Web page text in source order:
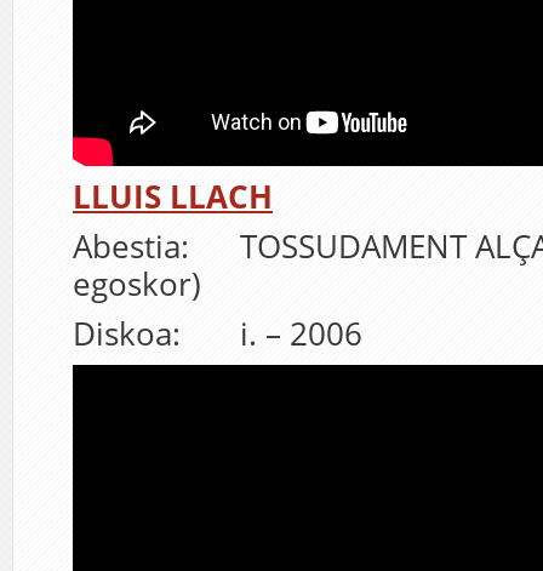
LLUIS LLACH
Abestia: TOSSUDAMENT
egoskor)
Diskoa: i. – 2006